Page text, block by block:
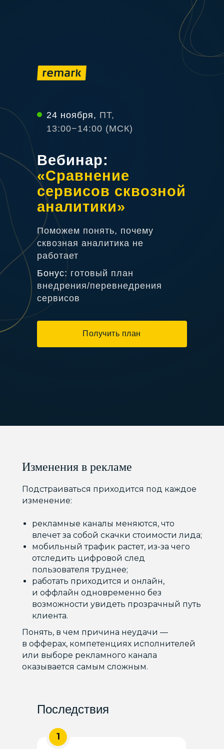
Вебинар:
«Сравнение
сервисов сквозной
аналитики»
Поможем понять, почему
сквозная аналитика не
работает
Получить план
24 ноября, ПТ,
13:00−14:00 (МСК)
Бонус: готовый план
внедрения/перевнедрения
сервисов
Изменения в рекламе
Подстраиваться приходится под каждое
изменение:
рекламные каналы меняются, что
влечет за собой скачки стоимости лида;
мобильный трафик растет, из-за чего
отследить цифровой след
пользователя труднее;
работать приходится и онлайн,
и оффлайн одновременно без
возможности увидеть прозрачный путь
клиента.
Понять, в чем причина неудачи —
в офферах, компетенциях исполнителей
или выборе рекламного канала
оказывается самым сложным.
Последствия
1